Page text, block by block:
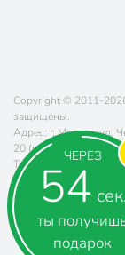
ЧЕРЕЗ
53 сек.
ты
подарок
Copyright © 2011-
защищены.
Адрес: г. Москва, ул.
20 (метро Южная)
Телефон:
8 (800)
Почта: